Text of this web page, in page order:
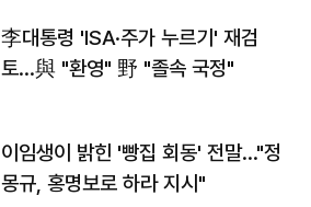
李대통령 'ISA·주가 누르기' 재검
토…與 "환영" 野 "졸속 국정"
이임생이 밝힌 '빵집 회동' 전말…"정
몽규, 홍명보로 하라 지시"